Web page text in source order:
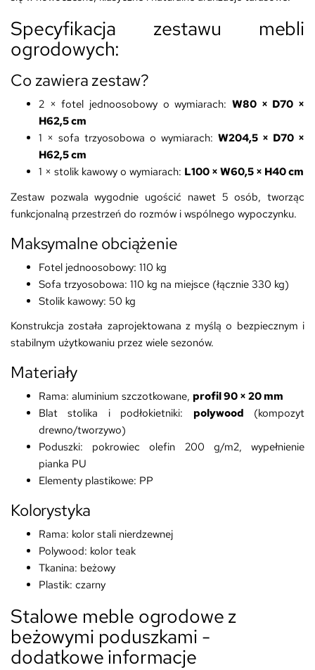
Specyfikacja zestawu mebli
ogrodowych:
Co zawiera zestaw?
2 × fotel jednoosobowy o wymiarach: W80 × D70 ×
H62,5 cm
1 × sofa trzyosobowa o wymiarach: W204,5 × D70 ×
H62,5 cm
1 × stolik kawowy o wymiarach: L100 × W60,5 × H40 cm
Zestaw pozwala wygodnie ugościć nawet 5 osób, tworząc
funkcjonalną przestrzeń do rozmów i wspólnego wypoczynku.
Maksymalne obciążenie
Fotel jednoosobowy: 110 kg
Sofa trzyosobowa: 110 kg na miejsce (łącznie 330 kg)
Stolik kawowy: 50 kg
Konstrukcja została zaprojektowana z myślą o bezpiecznym i
stabilnym użytkowaniu przez wiele sezonów.
Materiały
Rama: aluminium szczotkowane, profil 90 × 20 mm
Blat stolika i podłokietniki: polywood (kompozyt
drewno/tworzywo)
Poduszki: pokrowiec olefin 200 g/m2, wypełnienie
pianka PU
Elementy plastikowe: PP
Kolorystyka
Rama: kolor stali nierdzewnej
Polywood: kolor teak
Tkanina: beżowy
Plastik: czarny
Stalowe meble ogrodowe z
beżowymi poduszkami -
dodatkowe informacje